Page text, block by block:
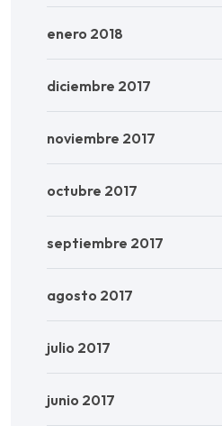
enero 2018
diciembre 2017
noviembre 2017
octubre 2017
septiembre 2017
agosto 2017
julio 2017
junio 2017